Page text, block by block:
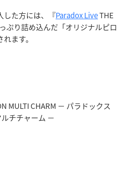
した方には、『Paradox LiveTHE
ぷり詰め込んだ「オリジナルピロ
ます。
MULTI CHARM － パラドックス
チチャーム －